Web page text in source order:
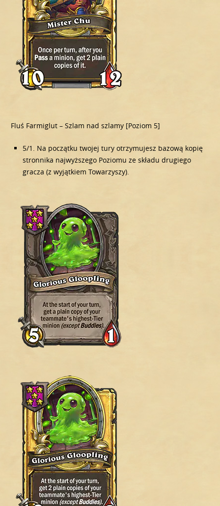
Fluś Farmiglut – Szlam nad szlamy [Poziom 5]
5/1. Na początku twojej tury otrzymujesz bazową kopię
stronnika najwyższego Poziomu ze składu drugiego
gracza (z wyjątkiem Towarzyszy).